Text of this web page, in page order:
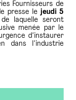
Fournisseurs de
presse le jeudi 5
laquelle seront
menée par le
d’instaurer
dans l’industrie